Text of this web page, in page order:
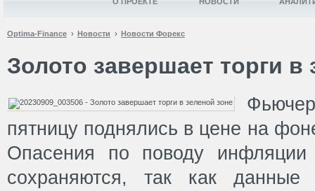
Optima-Finance Новости Новости Форекс
Золото завершает торги в
пятницу поднялись в цене на
Опасения по поводу инфляции
сохраняются, так как